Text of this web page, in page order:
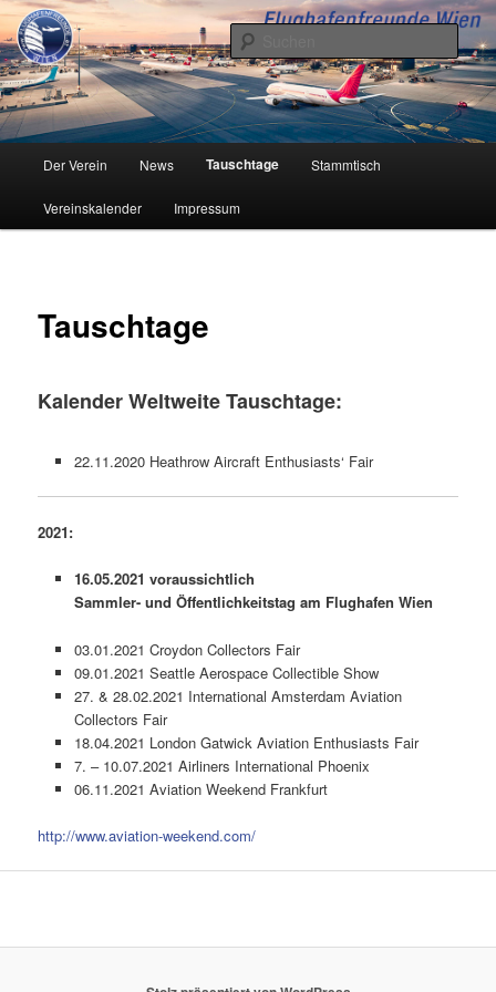
Zum
Inhalt
wechseln
Flughafenfreunde Wien
Der Verein News Tauschtage Stammtisch
Vereinskalender Impressum
Tauschtage
Kalender Weltweite Tauschtage:
22.11.2020 Heathrow Aircraft Enthusiasts‘ Fair
2021:
16.05.2021 voraussichtlich
Sammler- und Öffentlichkeitstag am Flughafen Wien
03.01.2021 Croydon Collectors Fair
09.01.2021 Seattle Aerospace Collectible Show
27. & 28.02.2021 International Amsterdam Aviation
Collectors Fair
18.04.2021 London Gatwick Aviation Enthusiasts Fair
7. – 10.07.2021 Airliners International Phoenix
06.11.2021 Aviation Weekend Frankfurt
http://www.aviation-weekend.com/